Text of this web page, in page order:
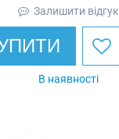
Залишити відгук
В наявності